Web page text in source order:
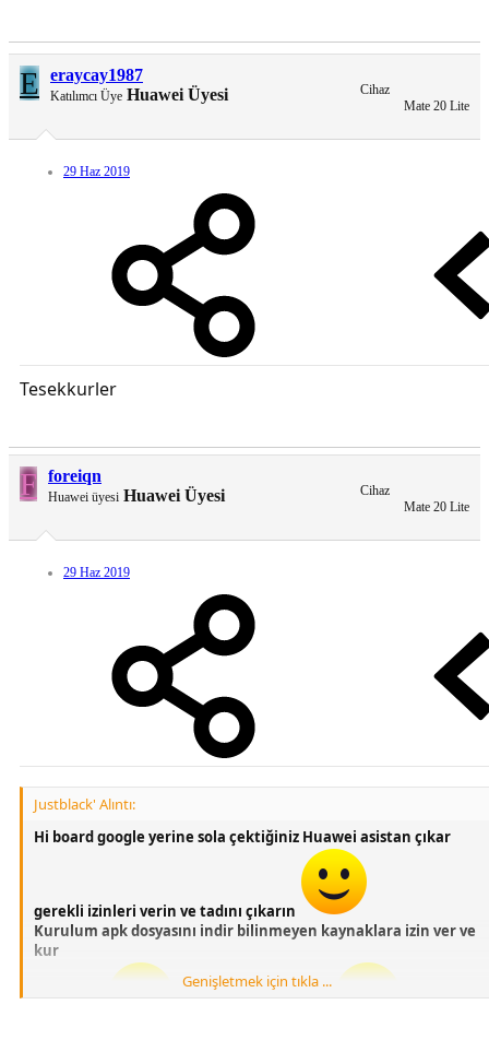
HUAWEİ ASİSTAN
E eraycay1987
Katılımcı Üye Huawei Üyesi
Cihaz
Mate 20 Lite
29 Haz 2019
Tesekkurler
F foreiqn
Huawei üyesi Huawei Üyesi
Cihaz
Mate 20 Lite
29 Haz 2019
Justblack' Alıntı:
Hi board google yerine sola çektiğiniz Huawei asistan çıkar
gerekli izinleri verin ve tadını çıkarın
Kurulum apk dosyasını indir bilinmeyen kaynaklara izin ver ve
kur
Genişletmek için tıkla ...